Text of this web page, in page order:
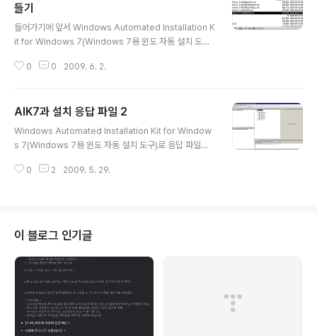
도움말 파일(Unattend.chm) 또는 인터넷에서 테크넷 라
이브러리로 제공하고 있습니다. 다만 인터넷에서 제공하는
무인 설치 레퍼런스는 윈도7용은 아직 없고, 윈도 비스타
용만 있으나, 이것으로도 충분히 활용할 수 있습니다. 하지
만 정확히 윈도7에 적용되지 않으므로 앞으로는 테크넷..
들기
들어가기에 앞서 Windows Automated Installation K
it for Windows 7(Windows 7용 윈도 자동 설치 도구)
뒤 install.wim 파일을 읽어들였다. 그러자 카탈로그 파일
하였는데, 중간에 오류가 나면서 멈추어 버렸다. 이때 카탈
로그 파일은 만들어진 상태였다. 이유가 무엇인지는 모르
겠으나, 카탈로그 파일은 만들어지고, 자동설치도구는 도
혼자만 날짜가 다른 Windows 7 ULTIMATE 에디션의
0 0 2009. 6. 2.
AIK7과 설치 응답 파일 2
Windows Automated Installation Kit for Window
s 7(Windows 7용 윈도 자동 설치 도구)로 응답 파일을
막상 불러오고 나서 보니 이 응답 파일을 어떻게 만들고 고
를 설치해 두는 것이 좋습니다. 참고 2 : 이 문서는 그림이
많으므로 로딩이 늦더라도 참고 기다려 주십시오. 주의 : 이
글은 버추얼박스 등의 가상머신에서 윈도7을 새로 설치한
다는 가정 아래 쓰인 글입니다. 윈도7을 하드디스크에 직
0 2 2009. 5. 29.
이 블로그 인기글